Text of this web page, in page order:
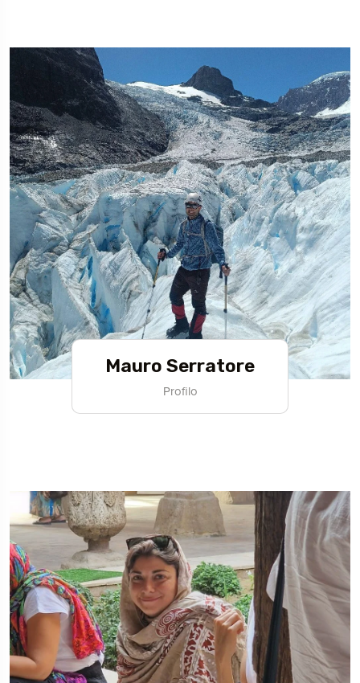
Mauro Serratore
Profilo